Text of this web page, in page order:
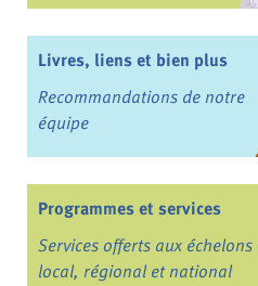
Livres, liens et bien plus
Recommandations de notre
équipe
Programmes et services
Services offerts aux échelons
local, régional et national